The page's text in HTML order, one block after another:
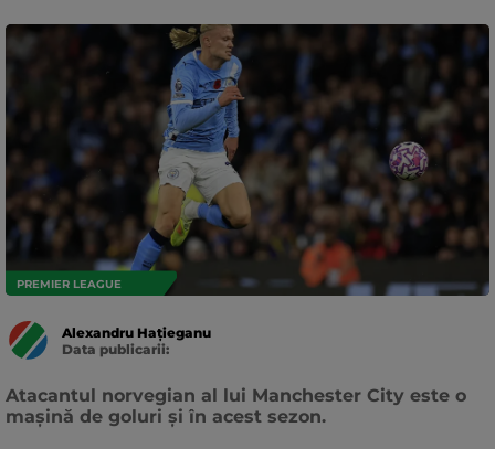
PREMIER LEAGUE
Alexandru Hațieganu
Data publicarii:
Atacantul norvegian al lui Manchester City este o
mașină de goluri și în acest sezon.